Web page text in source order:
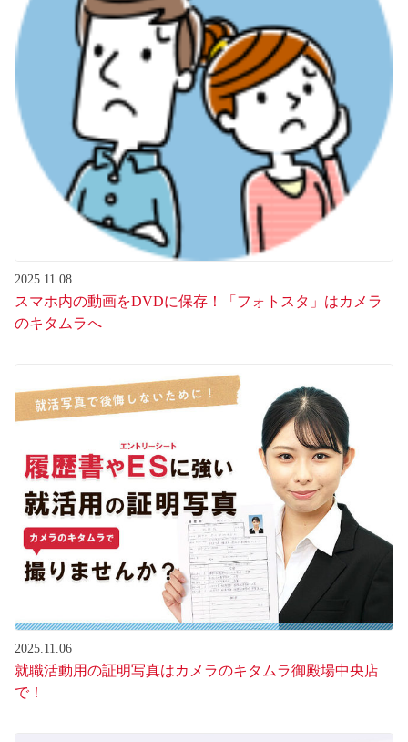
2025.11.08
スマホ内の動画をDVDに保存！「フォトスタ」はカメラ
のキタムラへ
2025.11.06
就職活動用の証明写真はカメラのキタムラ御殿場中央店
で！